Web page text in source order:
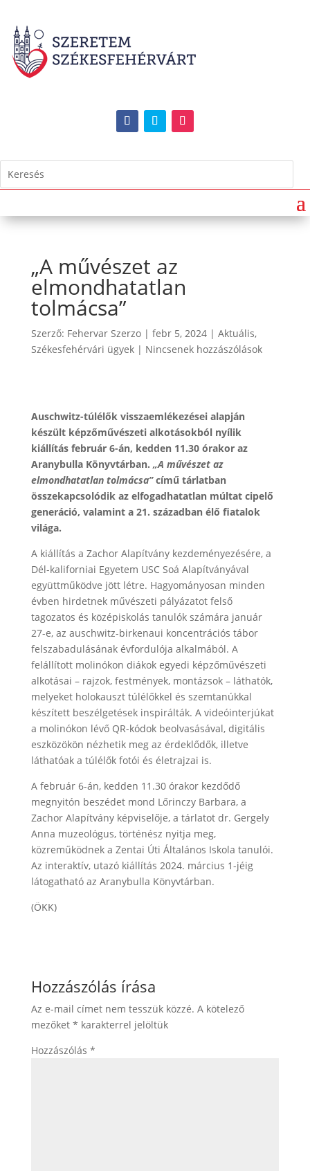
„A művészet az
elmondhatatlan
tolmácsa”
Szerző: Fehervar Szerzo| febr 5, 2024| Aktuális,
Székesfehérvári ügyek| Nincsenek hozzászólások
Auschwitz-túlélők visszaemlékezései alapján
készült képzőművészeti alkotásokból nyílik
kiállítás február 6-án, kedden 11.30 órakor az
Aranybulla Könyvtárban. „A művészet az
elmondhatatlan tolmácsa”című tárlatban
összekapcsolódik az elfogadhatatlan múltat cipelő
generáció, valamint a 21. században élő fiatalok
világa.
A kiállítás a Zachor Alapítvány kezdeményezésére, a
Dél-kaliforniai Egyetem USC Soá Alapítványával
együttműködve jött létre. Hagyományosan minden
évben hirdetnek művészeti pályázatot felső
tagozatos és középiskolás tanulók számára január
27-e, az auschwitz-birkenaui koncentrációs tábor
felszabadulásának évfordulója alkalmából. A
felállított molinókon diákok egyedi képzőművészeti
alkotásai – rajzok, festmények, montázsok – láthatók,
melyeket holokauszt túlélőkkel és szemtanúkkal
készített beszélgetések inspirálták. A videóinterjúkat
a molinókon lévő QR-kódok beolvasásával, digitális
eszközökön nézhetik meg az érdeklődők, illetve
láthatóak a túlélők fotói és életrajzai is.
A február 6-án, kedden 11.30 órakor kezdődő
megnyitón beszédet mond Lőrinczy Barbara, a
Zachor Alapítvány képviselője, a tárlatot dr. Gergely
Anna muzeológus, történész nyitja meg,
közreműködnek a Zentai Úti Általános Iskola tanulói.
Az interaktív, utazó kiállítás 2024. március 1-jéig
látogatható az Aranybulla Könyvtárban.
(ÖKK)
Hozzászólás írása
Az e-mail címet nem tesszük közzé. A kötelező
mezőket * karakterrel jelöltük
Hozzászólás *